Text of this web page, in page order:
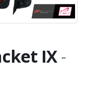
IX-